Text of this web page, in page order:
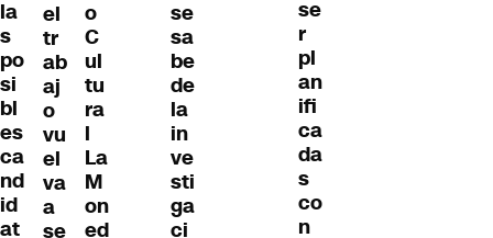
la
s
po
si
bl
es
ca
nd
id
at
el
tr
ab
aj
o
vu
el
va
a
se
o
C
ul
tu
ra
l
La
M
on
ed
se
sa
be
de
la
in
ve
sti
ga
ci
se
r
pl
an
ifi
ca
da
s
co
n